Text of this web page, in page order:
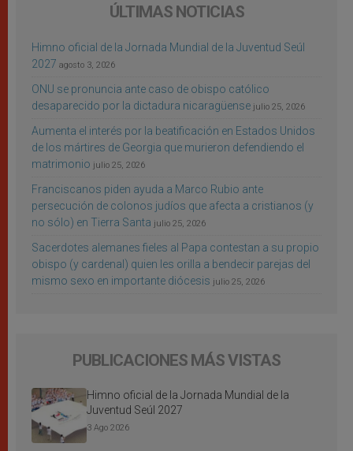
ÚLTIMAS NOTICIAS
Himno oficial de la Jornada Mundial de la Juventud Seúl
2027 agosto 3, 2026
ONU se pronuncia ante caso de obispo católico
desaparecido por la dictadura nicaragüense julio 25, 2026
Aumenta el interés por la beatificación en Estados Unidos
de los mártires de Georgia que murieron defendiendo el
matrimonio julio 25, 2026
Franciscanos piden ayuda a Marco Rubio ante
persecución de colonos judíos que afecta a cristianos (y
no sólo) en Tierra Santa julio 25, 2026
Sacerdotes alemanes fieles al Papa contestan a su propio
obispo (y cardenal) quien les orilla a bendecir parejas del
mismo sexo en importante diócesis julio 25, 2026
PUBLICACIONES MÁS VISTAS
Himno oficial de la Jornada Mundial de la
Juventud Seúl 2027
3 Ago 2026